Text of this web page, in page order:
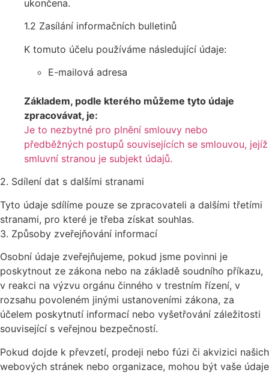
ukončena.
1.2 Zasílání informačních bulletinů
K tomuto účelu používáme následující údaje:
E-mailová adresa
Základem, podle kterého můžeme tyto údaje
zpracovávat, je:
Je to nezbytné pro plnění smlouvy nebo
předběžných postupů souvisejících se smlouvou, jejíž
smluvní stranou je subjekt údajů.
2. Sdílení dat s dalšími stranami
Tyto údaje sdílíme pouze se zpracovateli a dalšími třetími
stranami, pro které je třeba získat souhlas.
3. Způsoby zveřejňování informací
Osobní údaje zveřejňujeme, pokud jsme povinni je
poskytnout ze zákona nebo na základě soudního příkazu,
v reakci na výzvu orgánu činného v trestním řízení, v
rozsahu povoleném jinými ustanoveními zákona, za
účelem poskytnutí informací nebo vyšetřování záležitosti
související s veřejnou bezpečností.
Pokud dojde k převzetí, prodeji nebo fúzi či akvizici našich
webových stránek nebo organizace, mohou být vaše údaje